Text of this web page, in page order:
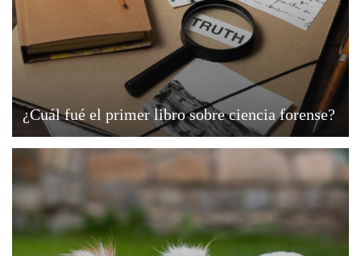
¿Cuál fué el primer libro sobre ciencia forense?